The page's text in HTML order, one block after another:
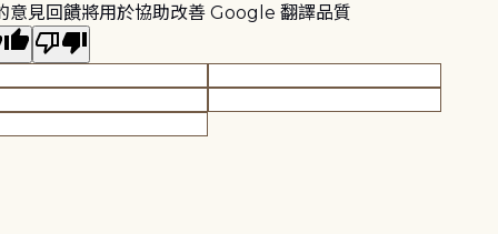
意見回饋將用於協助改善 Google 翻譯品質